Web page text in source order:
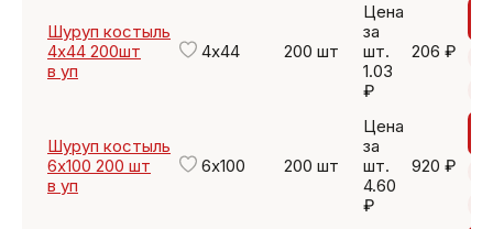
Шуруп костыль
4х44 200шт
в уп
4х44 200 шт
Цена
за
шт.
1.03
₽
206 ₽
Шуруп костыль
6х100 200 шт
в уп
6х100 200 шт
Цена
за
шт.
4.60
₽
920 ₽